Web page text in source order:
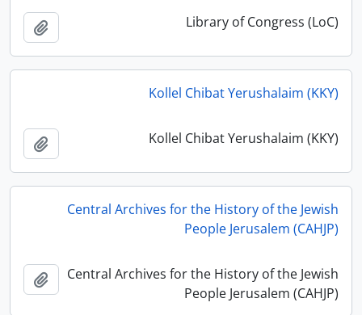
Library of Congress (LoC) أضف
Kollel Chibat Yerushalaim (KKY)
Kollel Chibat Yerushalaim (KKY) أضف
Central Archives for the History of the Jewish
People Jerusalem (CAHJP)
Central Archives for the History of the Jewish
People Jerusalem (CAHJP)
أضف